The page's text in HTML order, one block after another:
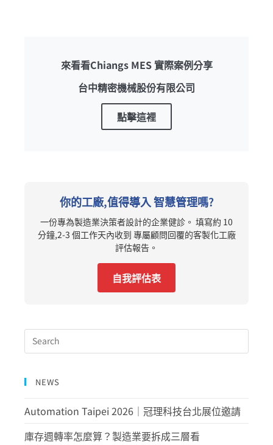
你的工廠,值得導入 智慧管理嗎?
一份專為製造業決策者設計的企業健診。 填寫約 10
分鐘,2-3 個工作天內收到 專屬顧問回覆的客製化工廠
評估報告。
自我評估表
NEWS
Automation Taipei 2026｜冠理科技台北展位邀請
庫存週轉率怎麼算？製造業要拆成三層看
來看看Chiangs MES 實際案例分享
台中精密機械股份有限公司
點擊這裡